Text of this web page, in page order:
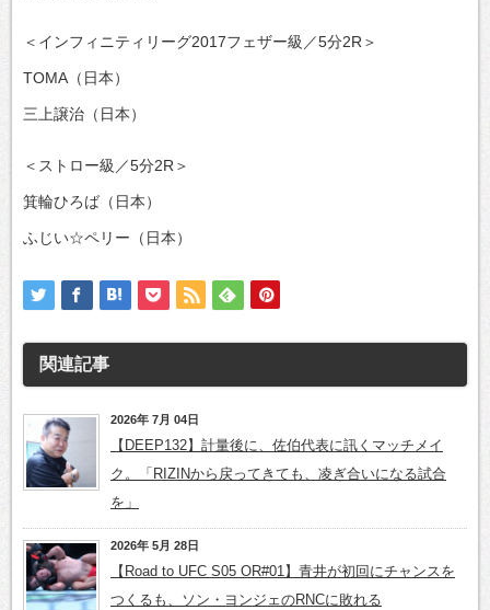
＜インフィニティリーグ2017フェザー級／5分2R＞
TOMA（日本）
三上譲治（日本）
＜ストロー級／5分2R＞
箕輪ひろば（日本）
ふじい☆ペリー（日本）
関連記事
2026年 7月 04日
【DEEP132】計量後に、佐伯代表に訊くマッチメイ
ク。「RIZINから戻ってきても、凌ぎ合いになる試合
を」
2026年 5月 28日
【Road to UFC S05 OR#01】青井が初回にチャンスを
つくるも、ソン・ヨンジェのRNCに敗れる